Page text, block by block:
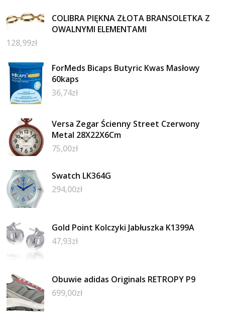
COLIBRA PIĘKNA ZŁOTA BRANSOLETKA Z
OWALNYMI ELEMENTAMI
128,99zł
ForMeds Bicaps Butyric Kwas Masłowy
60kaps
36,74zł
Versa Zegar Ścienny Street Czerwony
Metal 28X22X6Cm
75,00zł
Swatch LK364G
294,00zł
Gold Point Kolczyki Jabłuszka K1399A
47,93zł
Obuwie adidas Originals RETROPY P9
699,00zł